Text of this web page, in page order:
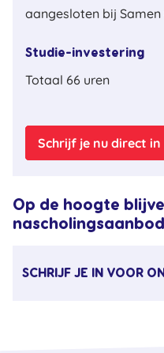
aangesloten bij Samen
Studie-investering
Totaal 66 uren
Schrijf je nu direct in
Op de hoogte
SCHRIJF JE IN VOOR